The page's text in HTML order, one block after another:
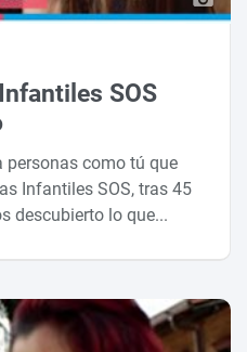
SOS
personas como tú que
Infantiles SOS, tras 45
descubierto lo que...